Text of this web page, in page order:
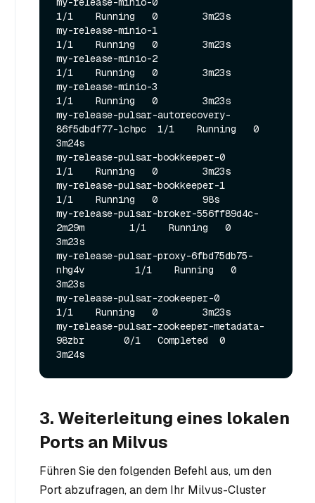
1/1    Running   0        3m23s
my-release-minio-1
1/1    Running   0        3m23s
my-release-minio-2
1/1    Running   0        3m23s
my-release-minio-3
1/1    Running   0        3m23s
my-release-pulsar-autorecovery-
86f5dbdf77-lchpc  1/1    Running   0
3m24s
my-release-pulsar-bookkeeper-0
1/1    Running   0        3m23s
my-release-pulsar-bookkeeper-1
1/1    Running   0        98s
my-release-pulsar-broker-556ff89d4c-
2m29m        1/1    Running   0
3m23s
my-release-pulsar-proxy-6fbd75db75-
nhg4v         1/1    Running   0
3m23s
my-release-pulsar-zookeeper-0
1/1    Running   0        3m23s
my-release-pulsar-zookeeper-metadata-
98zbr       0/1   Completed  0
3. Weiterleitung eines lokalen
Ports an Milvus
Führen Sie den folgenden Befehl aus, um den
Port abzufragen, an dem Ihr Milvus-Cluster